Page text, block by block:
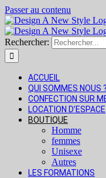
Passer au contenu
Rechercher:
ACCUEIL
QUI SOMMES NOUS ?
CONFECTION SUR
LOCATION D’ESPACE
BOUTIQUE
Homme
femmes
Unisexe
Autres
LES FORMATIONS